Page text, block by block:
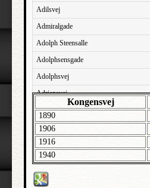
Adilsvej
Admiralgade
Adolph Steensalle
Adolphsensgade
Adolphsvej
Adriansvej
Aftenbakken
Agavevej
Agerlandsvej
Agermosen
Agerskovvej
Kongensvej
1890
1906
1916
1940